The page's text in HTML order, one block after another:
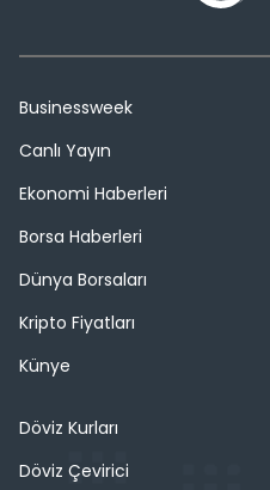
Businessweek
Canlı Yayın
Ekonomi Haberleri
Borsa Haberleri
Dünya Borsaları
Kripto Fiyatları
Künye
Döviz Kurları
Döviz Çevirici